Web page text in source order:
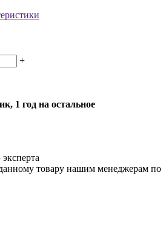
+
1 год на остальное
товару нашим менеджерам по